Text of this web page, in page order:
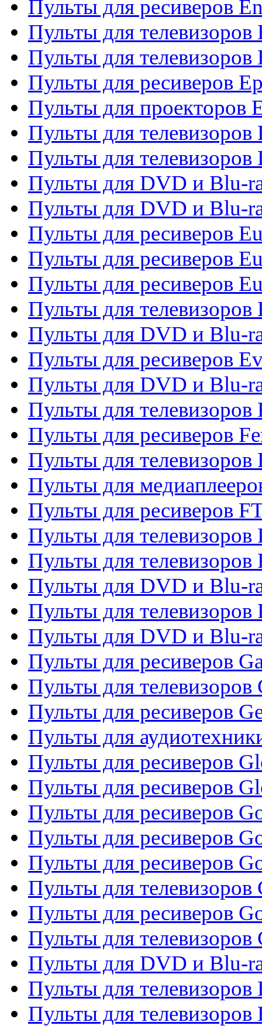
Пульты для ресиверов
Пульты для телевизоров
Пульты для телевизоров
Пульты для ресиверов
Пульты для проекторов
Пульты для телевизоров
Пульты для телевизоров
Пульты для DVD и Blu-
Пульты для DVD и Blu-
Пульты для ресиверов
Пульты для ресиверов
Пульты для ресиверов
Пульты для телевизоров
Пульты для DVD и Blu-
Пульты для ресиверов
Пульты для DVD и Blu-
Пульты для телевизоров
Пульты для ресиверов
Пульты для
Пульты для
Пульты для ресиверов
Пульты для телевизоров
Пульты для телевизоров
Пульты для DVD и Blu-
Пульты для телевизоров
Пульты для DVD и Blu-
Пульты для ресиверов
Пульты для телевизоров
Пульты для ресиверов
Пульты для
Пульты для ресиверов
Пульты для ресиверов
Пульты для ресиверов
Пульты для ресиверов
Пульты для ресиверов
Пульты для телевизоров
Пульты для ресиверов
Пульты для телевизоров
Пульты для DVD и Blu-
Пульты для телевизоров
Пульты для телевизоров